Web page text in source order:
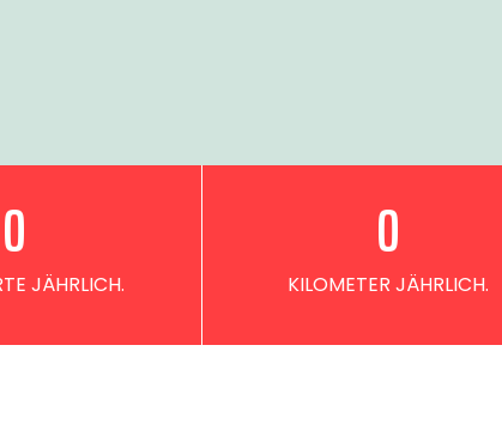
JÄHRLICH.
0
KILOMETER JÄHRLICH.
0